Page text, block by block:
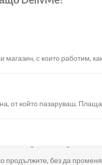
с които работим,
от който пазаруваш.
през сайта или мобилните
продължите, без да